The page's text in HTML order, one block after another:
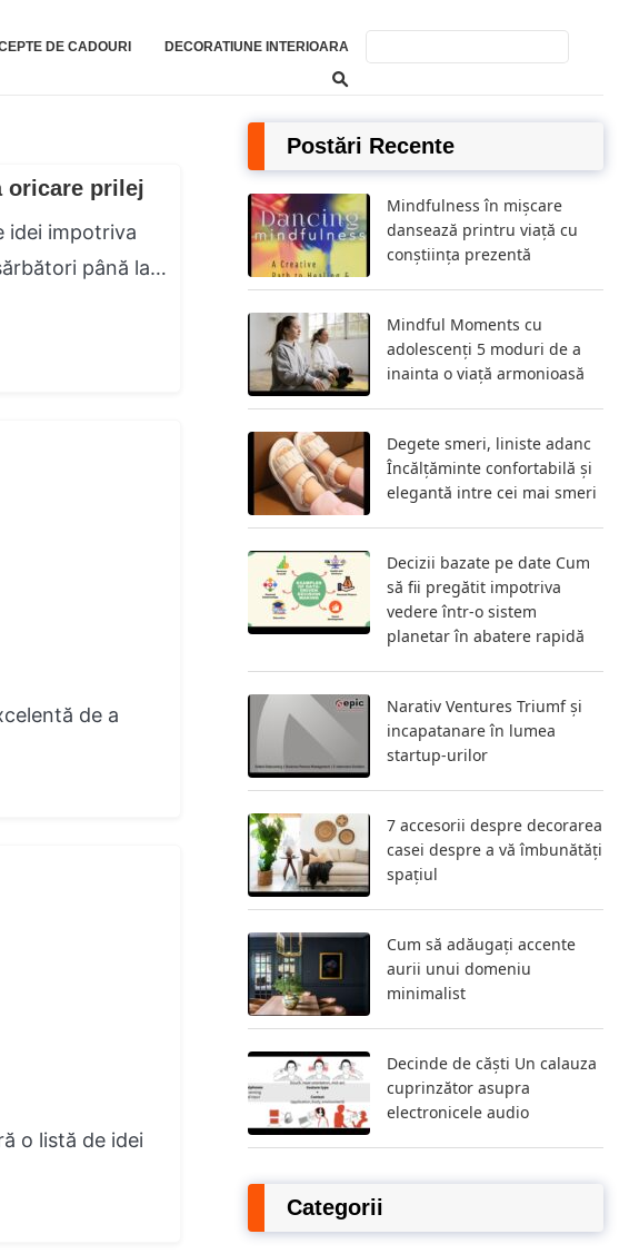
DE CADOURI DECORATIUNE INTERIOARA
oricare prilej
idei impotriva
până la…
de a
o listă de idei
Postări Recente
Mindfulness în mișcare
dansează printru viață cu
conștiința prezentă
Mindful Moments cu
adolescenți 5 moduri de a
inainta o viață armonioasă
Degete smeri, liniste adanc
Încălțăminte confortabilă și
elegantă intre cei mai smeri
Decizii bazate pe date Cum
să fii pregătit impotriva
vedere într-o sistem
planetar în abatere rapidă
Narativ Ventures Triumf și
incapatanare în lumea
startup-urilor
7 accesorii despre decorarea
casei despre a vă îmbunătăți
spațiul
Cum să adăugați accente
aurii unui domeniu
minimalist
Decinde de căști Un calauza
cuprinzător asupra
electronicele audio
Categorii